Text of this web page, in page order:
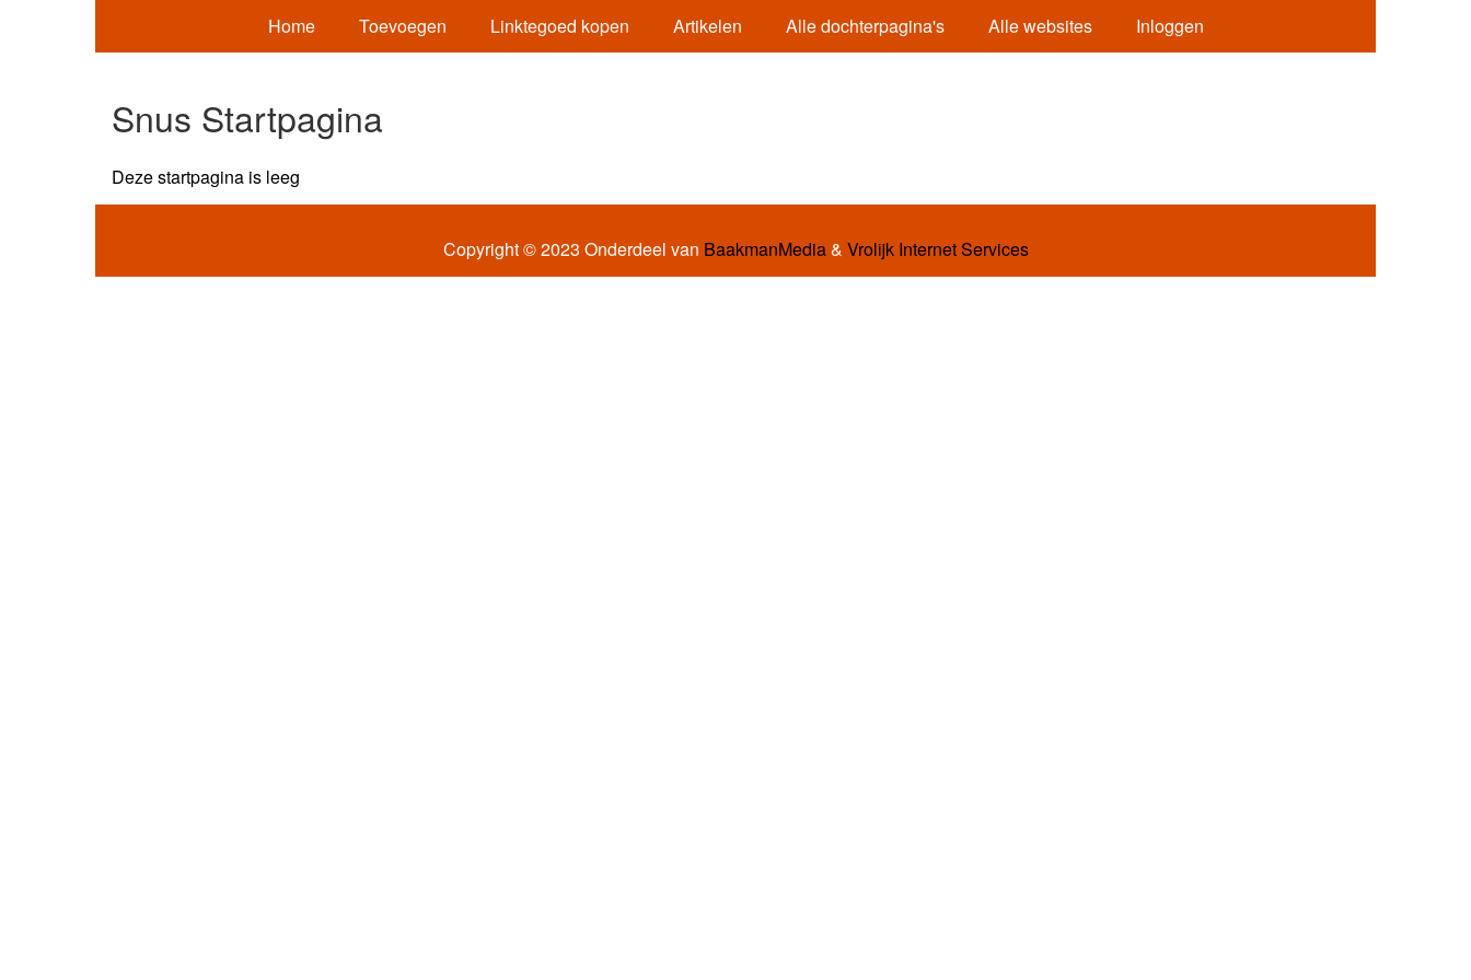
Home Toevoegen Linktegoed kopen Artikelen Alle dochterpagina's Alle websites Inloggen
Snus Startpagina
Deze startpagina is leeg
Copyright © 2023 Onderdeel van BaakmanMedia& Vrolijk Internet Services